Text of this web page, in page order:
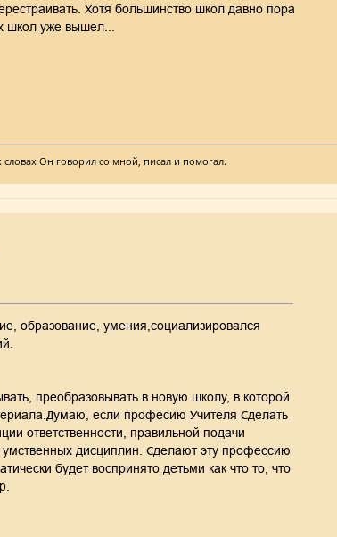
Хотя большинство школ давно пора
школ уже вышел...
Он говорил со мной, писал и помогал.
образование, умения,социализировался
преобразовывать в новую школу, в которой
умаю, если професию Учителя Сделать
ответственности, правильной подачи
дисциплин. Сделают эту профессию
будет воспринято детьми как что то, что